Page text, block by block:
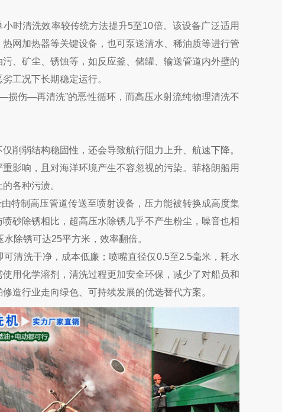
时清洗效率较传统方法提升5至10倍。该设备广泛适用
网加热器等关键设备，也可泵送清水、稀油质等进行管
、矿尘、锈蚀等，如反应釜、储罐、输送管道内外壁的
工况下长期稳定运行。
损伤—再清洗”的恶性循环，而高压水射流纯物理清洗不
削弱结构稳固性，还会导致航行阻力上升、航速下降。
影响，且对海洋环境产生不容忽视的污染。菲格朗船用
各种污渍。
特制高压管道传送至喷射设备，压力能被转换成高度集
砂除锈相比，超高压水除锈几乎不产生粉尘，噪音也相
除锈可达25平方米，效率翻倍。
清洗干净，成本低廉；喷嘴直径仅0.5至2.5毫米，耗水
用化学溶剂，清洗过程更加安全环保，减少了对船员和
造行业走向绿色、可持续发展的优选替代方案。